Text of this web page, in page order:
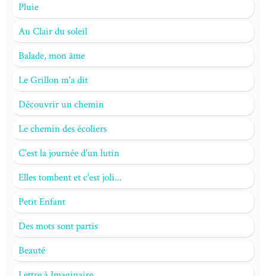
Pluie
Au Clair du soleil
Balade, mon âme
Le Grillon m'a dit
Découvrir un chemin
Le chemin des écoliers
C'est la journée d'un lutin
Elles tombent et c'est joli...
Petit Enfant
Des mots sont partis
Beauté